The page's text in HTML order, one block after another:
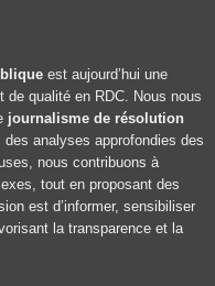
est aujourd’hui une
de qualité en RDC. Nous nous
journalisme de résolution
des analyses approfondies des
nous contribuons à
tout en proposant des
est d’informer, sensibiliser
la transparence et la